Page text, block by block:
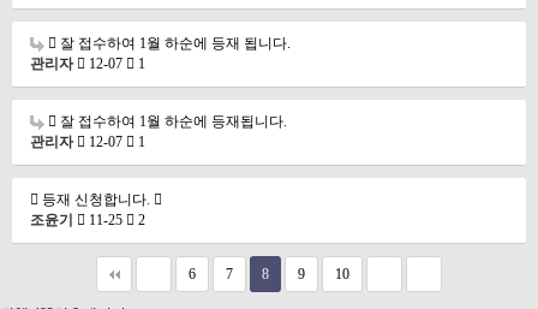
잘 접수하여 1월 하순에 등재 됩니다.
관리자
12-07 1
잘 접수하여 1월 하순에 등재됩니다.
관리자
12-07 1
등재 신청합니다.
조윤기
11-25 2
6 7 8 9 10